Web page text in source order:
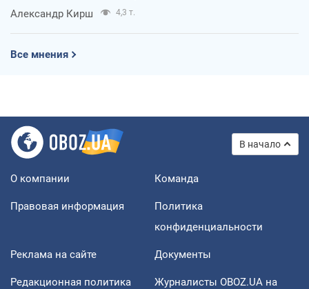
Александр Кирш 4,3 т.
Все мнения
В начало
О компании Команда
Правовая информация
Политика
конфиденциальности
Реклама на сайте Документы
Редакционная политика
Журналисты OBOZ.UA на